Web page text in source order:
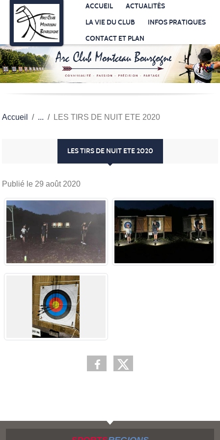
ACCUEIL
ACTUALITÉS
LA VIE DU CLUB
INFOS PRATIQUES
CONTACT ET PLAN
Accueil LES TIRS DE NUIT ETE 2020
LES TIRS DE NUIT ETE 2020
Publié le 29 août 2020
Panneau de gestion des cookies